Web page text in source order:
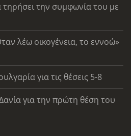
την συμφωνία του με
λέω οικογένεια, το εννοώ»
για τις θέσεις 5-8
για την πρώτη θέση του